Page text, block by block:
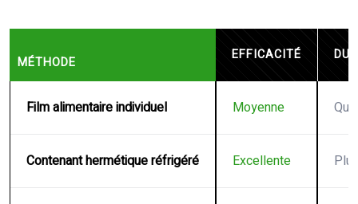
MÉTHODE EFFICACITÉ
Film alimentaire individuel Moyenne
Contenant hermétique réfrigéré Excellente